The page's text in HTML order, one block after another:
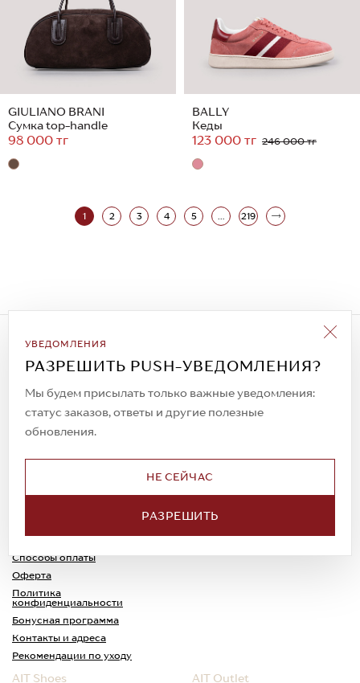
GIULIANO BRANI
Сумка top-handle
98 000 тг
BALLY
Кеды
123 000 тг 246 000 тг
1 2 3 4 5 ... 219
УВЕДОМЛЕНИЯ
РАЗРЕШИТЬ PUSH-УВЕДОМЛЕНИЯ?
Мы будем присылать только важные уведомления:
статус заказов, ответы и другие полезные
обновления.
НЕ СЕЙЧАС
РАЗРЕШИТЬ
Подписаться на рассылку
Всегда будьте в курсе новых акций и
спецпредложений!
© 2023. AIT Shoes
Все права защищены
Доставка
Способы оплаты
Оферта
Политика
конфиденциальности
Обмен и возврат
Каспи-Ред
Бонусная программа
Контакты и адреса
Рекомендации по уходу
AIT Shoes AIT Outlet